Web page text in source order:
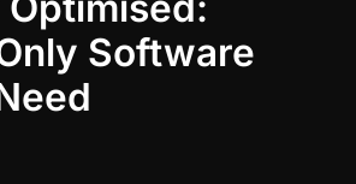
Software